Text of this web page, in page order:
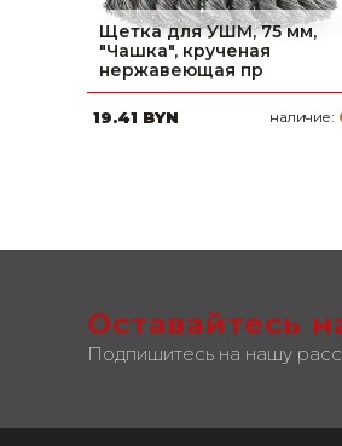
Щетка для УШМ, 75 мм,
"Чашка", крученая
нержавеющая пр
19.41 BYN наличие:
Оставайтесь
Подпишитесь на нашу